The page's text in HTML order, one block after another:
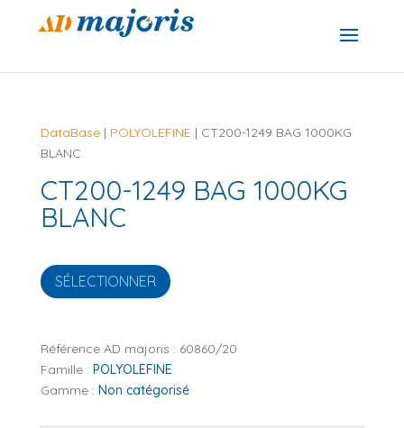
DataBase| POLYOLEFINE | CT200-1249 BAG 1000KG
BLANC
CT200-1249 BAG 1000KG
BLANC
SÉLECTIONNER
Référence AD majoris : 60860/20
Famille : POLYOLEFINE
Gamme : Non catégorisé